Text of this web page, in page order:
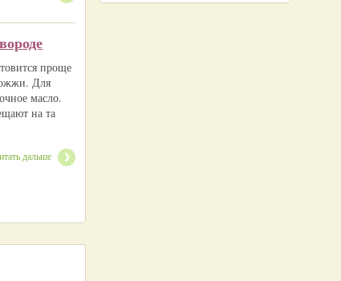
проще
Для
масло.
на та
дальше